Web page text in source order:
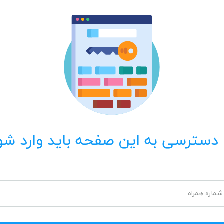
دسترسی به این صفحه باید وارد
شماره همراه